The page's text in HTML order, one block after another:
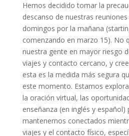
Hemos decidido tomar la
descanso de nuestras
domingos por la mañana
comenzando en marzo 15). No
nuestra gente en mayor riesgo
viajes y contacto cercano, y
esta es la medida más segura
este momento. Estamos
la oración virtual, las
enseñanza (en inglés y español)
mantenernos conectados
viajes y el contacto físico,